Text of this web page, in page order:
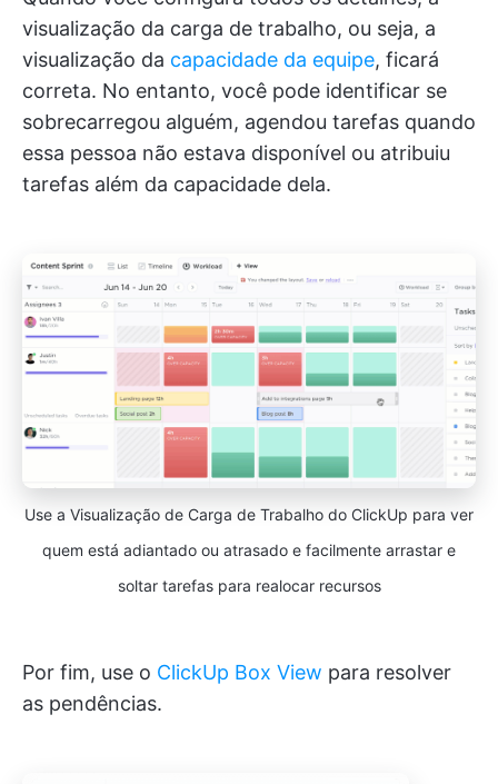
visualização da carga de trabalho, ou seja, a
visualização da capacidade da equipe, ficará
correta. No entanto, você pode identificar se
sobrecarregou alguém, agendou tarefas quando
essa pessoa não estava disponível ou atribuiu
tarefas além da capacidade dela.
Use a Visualização de Carga de Trabalho do ClickUp para ver
quem está adiantado ou atrasado e facilmente arrastar e
soltar tarefas para realocar recursos
Por fim, use o ClickUp Box View para resolver
as pendências.